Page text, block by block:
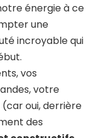
énergie à ce
une
incroyable qui
vos
votre
oui, derrière
des